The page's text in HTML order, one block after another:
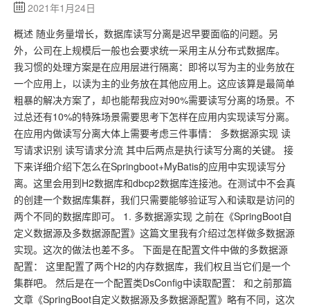
2021年1月24日
概述 随业务量增长，数据库读写分离是迟早要面临的问题。另
外，公司在上规模后一般也会要求统一采用主从分布式数据库。
我习惯的处理方案是在应用层进行隔离：即将以写为主的业务放在
一个应用上，以读为主的业务放在其他应用上。这应该算是最简单
粗暴的解决方案了，却也能帮我应对90%需要读写分离的场景。不
过总还有10%的特殊场景需要思考下怎样在应用内实现读写分离。
在应用内做读写分离大体上需要考虑三件事情： 多数据源实现 读
写请求识别 读写请求分流 其中后两点是执行读写分离的关键。 接
下来详细介绍下怎么在Springboot+MyBatis的应用中实现读写分
离。这里会用到H2数据库和dbcp2数据库连接池。在测试中不会真
的创建一个数据库集群，我们只需要能够验证写入和读取是访问的
两个不同的数据库即可。 1. 多数据源实现 之前在《SpringBoot自
定义数据源及多数据源配置》这篇文里我有介绍过怎样做多数据源
实现。这次的做法也差不多。 下面是在配置文件中做的多数据源
配置： 这里配置了两个H2的内存数据库，我们权且当它们是一个
集群吧。 然后是在一个配置类DsConfig中读取配置： 和之前那篇
文章《SpringBoot自定义数据源及多数据源配置》略有不同，这次